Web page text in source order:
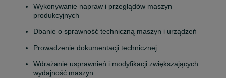
Wykonywanie napraw i przeglądów maszyn
produkcyjnych
Dbanie o sprawność techniczną maszyn i urządzeń
Prowadzenie dokumentacji technicznej
Wdrażanie usprawnień i modyfikacji zwiększających
wydajność maszyn